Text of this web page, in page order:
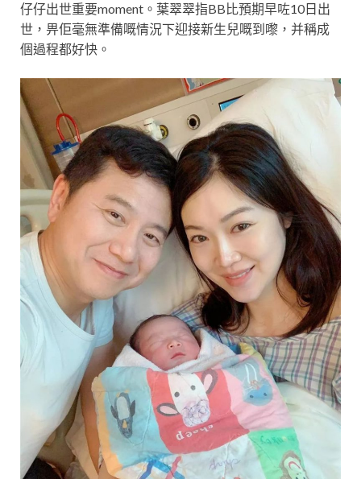
仔仔出世重要moment。葉翠翠指BB比預期早咗10日出
世，畀佢毫無準備嘅情況下迎接新生兒嘅到嚟，并稱成
個過程都好快。